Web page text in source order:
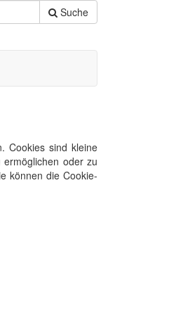
Suche
Cookies sind kleine
oder zu
können die Cookie-